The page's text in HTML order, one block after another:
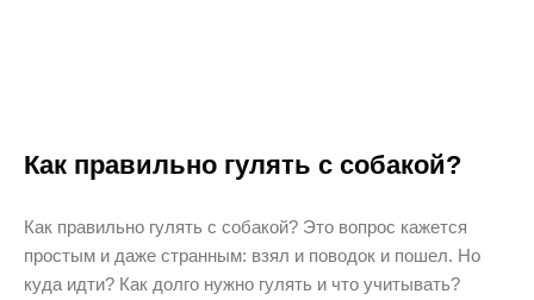
Как правильно гулять с собакой?
Как правильно гулять с собакой? Это вопрос кажется
простым и даже странным: взял и поводок и пошел. Но
куда идти? Как долго нужно гулять и что учитывать?